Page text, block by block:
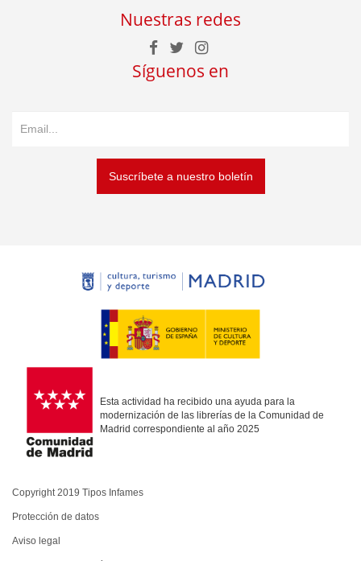
Nuestras redes
Síguenos en
Suscríbete a nuestro boletín
Esta actividad ha recibido una ayuda para la
modernización de las librerías de la Comunidad de
Madrid correspondiente al año 2025
Copyright 2019 Tipos Infames
Protección de datos
Aviso legal